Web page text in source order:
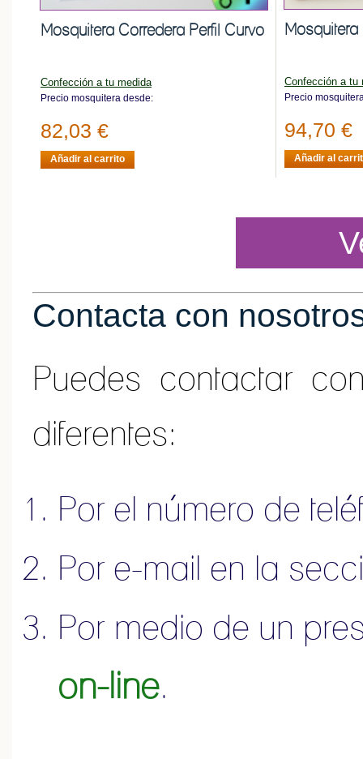
Mosquitera Corredera Perfil Curvo
Confección a tu medida
Precio mosquitera desde:
82,03 €
Añadir al carrito
Mosquitera
Confección a tu
Precio
94,70 €
Añadir al
Contacta con
Puedes contactar
diferentes:
Por el número de
Por e-mail en la
Por medio de un
on-line.